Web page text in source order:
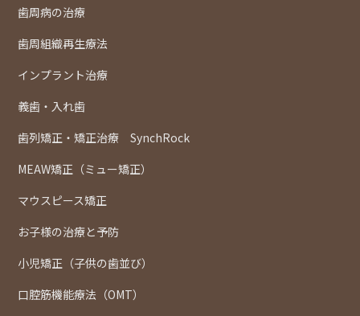
歯周病の治療
歯周組織再生療法
インプラント治療
義歯・入れ歯
歯列矯正・矯正治療 SynchRock
MEAW矯正（ミュー矯正）
マウスピース矯正
お子様の治療と予防
小児矯正（子供の歯並び）
口腔筋機能療法（OMT）